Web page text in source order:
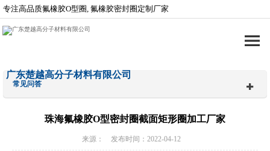
专注高品质氟橡胶O型圈, 氟橡胶密封圈定制厂家
广东楚越高分子材料有限公司
常见问答
珠海氟橡胶O型密封圈截面矩形圈加工厂家
来源： 发布时间：2022-04-12